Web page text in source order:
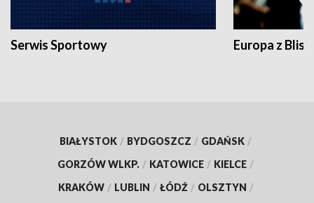
Serwis Sportowy Europa z
BIAŁYSTOK / BYDGOSZCZ / GDAŃSK /
GORZÓW WLKP. / KATOWICE / KIELCE /
KRAKÓW / LUBLIN / ŁÓDŹ / OLSZTYN /